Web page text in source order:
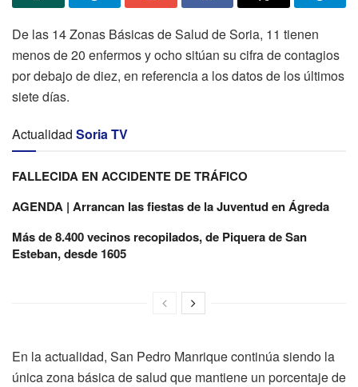
De las 14 Zonas Básicas de Salud de Soria, 11 tienen
menos de 20 enfermos y ocho sitúan su cifra de contagios
por debajo de diez, en referencia a los datos de los últimos
siete días.
Actualidad Soria TV
FALLECIDA EN ACCIDENTE DE TRÁFICO
AGENDA | Arrancan las fiestas de la Juventud en Ágreda
Más de 8.400 vecinos recopilados, de Piquera de San
Esteban, desde 1605
En la actualidad, San Pedro Manrique continúa siendo la
única zona básica de salud que mantiene un porcentaje de